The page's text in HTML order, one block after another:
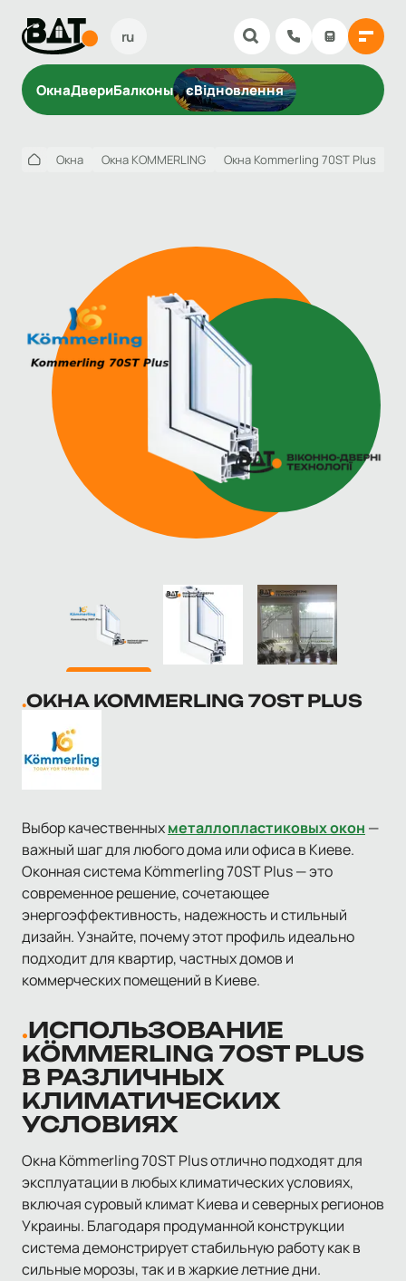
ru
ОкнаДвериБалконы єВідновлення
Окна Окна KOMMERLING Окна Kommerling 70ST Plus
ОКНА KOMMERLING 70ST PLUS
Выбор качественныхметаллопластиковых окон —
важный шаг для любого дома или офиса в Киеве.
Оконная система Kömmerling 70ST Plus — это
современное решение, сочетающее
энергоэффективность, надежность и стильный
дизайн. Узнайте, почему этот профиль идеально
подходит для квартир, частных домов и
коммерческих помещений в Киеве.
ИСПОЛЬЗОВАНИЕ
KÖMMERLING 70ST PLUS
В РАЗЛИЧНЫХ
КЛИМАТИЧЕСКИХ
УСЛОВИЯХ
Окна Kömmerling 70ST Plus отлично подходят для
эксплуатации в любых климатических условиях,
включая суровый климат Киева и северных регионов
Украины. Благодаря продуманной конструкции
система демонстрирует стабильную работу как в
сильные морозы, так и в жаркие летние дни.